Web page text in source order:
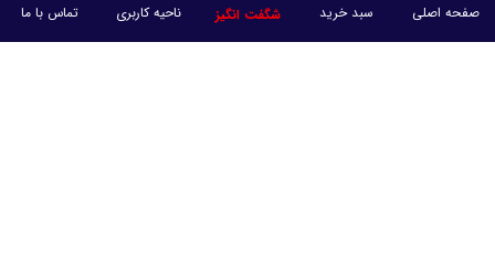
صفحه اصلی سبد خرید شگفت انگیز ناحیه کاربری تماس با ما